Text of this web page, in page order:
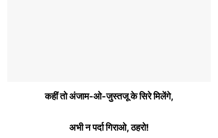
कहीं तो अंजाम-ओ-जुस्तजू के सिरे मिलेंगे,
अभी न पर्दा गिराओ, ठहरो!